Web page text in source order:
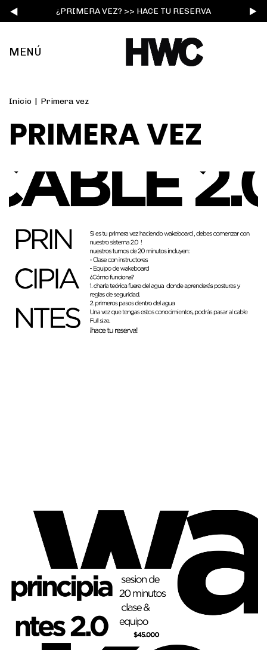
¿PRIMERA VEZ? >> HACE TU RESERVA
MENÚ
Inicio | Primera vez
PRIMERA VEZ